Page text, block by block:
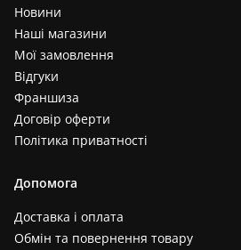
Новини
Наші магазини
Мої замовлення
Відгуки
Франшиза
Договір оферти
Політика приватності
Допомога
Доставка і оплата
Обмін та повернення товару